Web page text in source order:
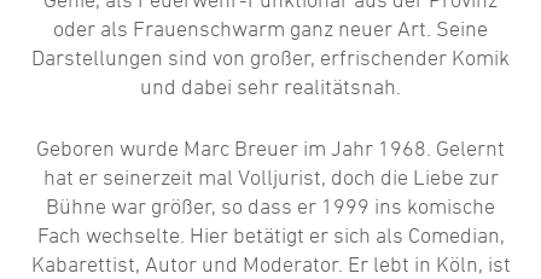
oder als Frauenschwarm ganz neuer Art. Seine
Darstellungen sind von großer, erfrischender Komik
und dabei sehr realitätsnah.
Geboren wurde Marc Breuer im Jahr 1968. Gelernt
hat er seinerzeit mal Volljurist, doch die Liebe zur
Bühne war größer, so dass er 1999 ins komische
Fach wechselte. Hier betätigt er sich als Comedian,
Kabarettist, Autor und Moderator. Er lebt in Köln, ist